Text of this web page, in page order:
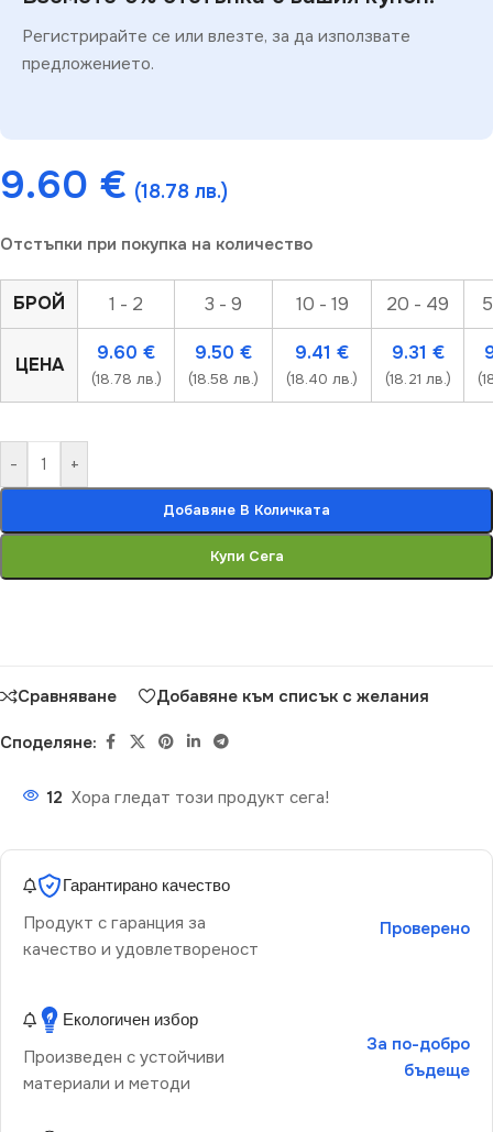
Регистрирайте се или влезте, за да използвате
предложението.
9.60 € (18.78 лв.)
Отстъпки при покупка на количество
БРОЙ 1 - 2 3 - 9 10 - 19 20 - 49
ЦЕНА
9.60 €
(18.78 лв.)
9.50 €
(18.58 лв.)
9.41 €
(18.40 лв.)
9.31 €
(18.21 лв.)
- +
Добавяне В Количката
Купи Сега
Сравняване Добавяне към списък с желания
Споделяне:
12 Хора гледат този продукт сега!
Гарантирано качество
Продукт с гаранция за
качество и удовлетвореност
Проверено
Екологичен избор
Произведен с устойчиви
материали и методи
За по-добро
бъдеще